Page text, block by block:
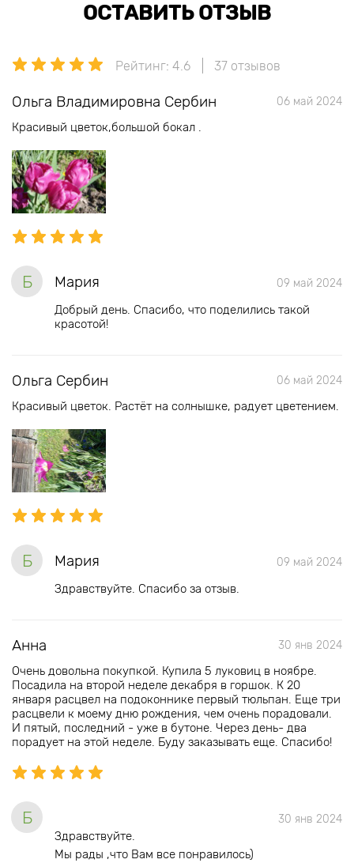
ОСТАВИТЬ ОТЗЫВ
Рейтинг: 4.6 37 отзывов
Ольга Владимировна Сербин 06 май 2024
Красивый цветок,большой бокал .
Б Мария 09 май 2024
Добрый день. Спасибо, что поделились такой
красотой!
Ольга Сербин 06 май 2024
Красивый цветок. Растёт на солнышке, радует цветением.
Б Мария 09 май 2024
Здравствуйте. Спасибо за отзыв.
Анна 30 янв 2024
Очень довольна покупкой. Купила 5 луковиц в ноябре.
Посадила на второй неделе декабря в горшок. К 20
января расцвел на подоконнике первый тюльпан. Еще три
расцвели к моему дню рождения, чем очень порадовали.
И пятый, последний - уже в бутоне. Через день- два
порадует на этой неделе. Буду заказывать еще. Спасибо!
Б 30 янв 2024
Здравствуйте.
Мы рады ,что Вам все понравилось)